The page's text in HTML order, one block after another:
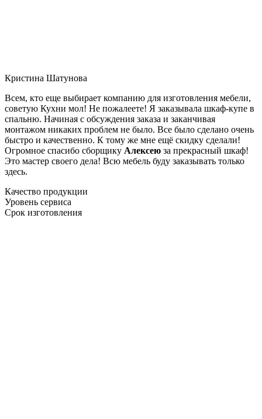
Кристина Шатунова
Всем, кто еще выбирает компанию для изготовления мебели,
советую Кухни мол! Не пожалеете! Я заказывала шкаф-купе в
спальню. Начиная с обсуждения заказа и заканчивая
монтажом никаких проблем не было. Все было сделано очень
быстро и качественно. К тому же мне ещё скидку сделали!
Огромное спасибо сборщику Алексею за прекрасный шкаф!
Это мастер своего дела! Всю мебель буду заказывать только
здесь.
Качество продукции
Уровень сервиса
Срок изготовления